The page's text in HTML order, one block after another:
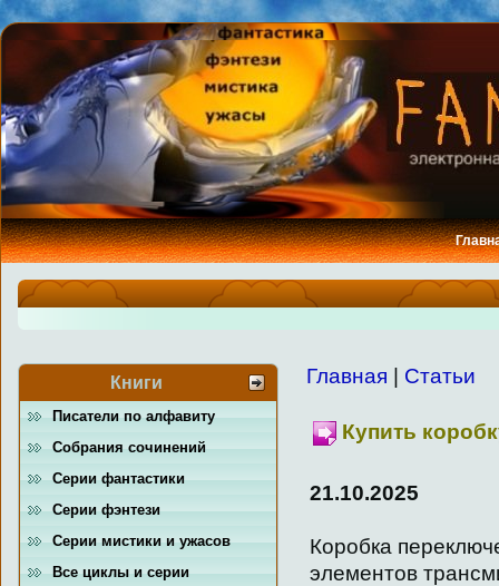
Книги
Писатели по алфавиту
Собрания сочинений
Серии фантастики
Серии фэнтези
Серии мистики и ужасов
Все циклы и серии
Главная Статьи
Купить
21.10.2025
Коробка
элементов